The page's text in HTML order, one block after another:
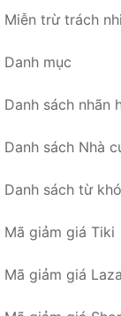
Miễn trừ trách
Danh mục
Danh sách nhãn
Danh sách Nhà
Danh sách từ
Mã giảm giá Tiki
Mã giảm giá